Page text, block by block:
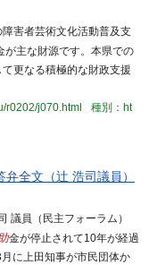
害者芸術文化活動普及支
が主な財源です。本県での
更なる積極的な財政支援
r0202/j070.html
種別：ht
全文（辻 浩司議員）
議員（民主フォーラム）
金が停止されて10年が経過
に上田知事が市民団体か